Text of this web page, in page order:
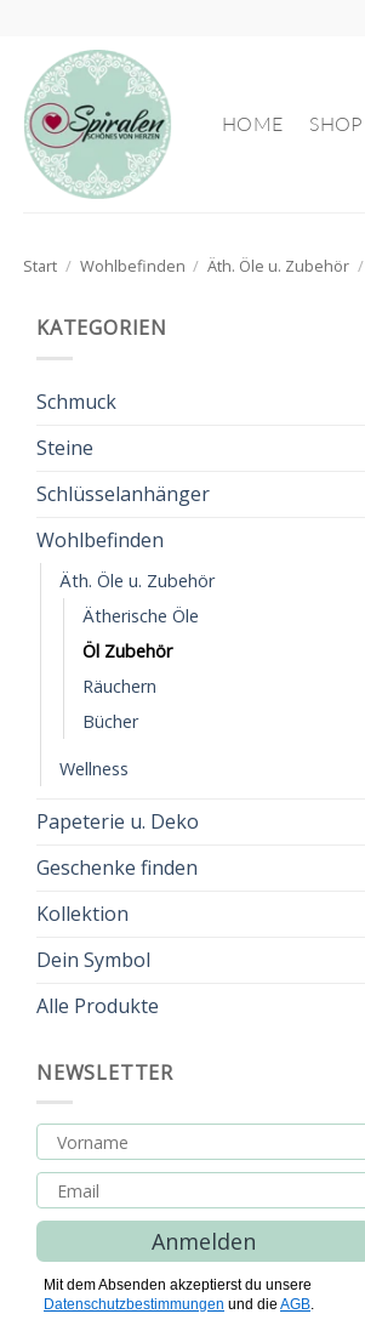
springen
HOME SHOP
Start / Wohlbefinden / Äth. Öle u. Zubehör /
KATEGORIEN
Schmuck
Steine
Schlüsselanhänger
Wohlbefinden
Äth. Öle u. Zubehör
Ätherische Öle
Öl Zubehör
Räuchern
Bücher
Wellness
Papeterie u. Deko
Geschenke finden
Kollektion
Dein Symbol
Alle Produkte
NEWSLETTER
Anmelden
Mit dem Absenden akzeptierst du unsere
Datenschutzbestimmungen und die AGB.